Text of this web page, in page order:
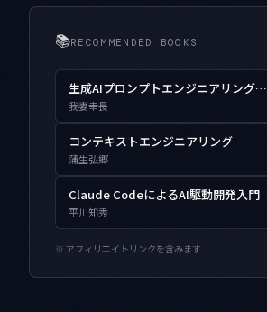
📚RECOMMENDED BOOKS
生成AIプロンプトエンジニアリング入門
我妻幸長
コンテキストエンジニアリング
蒲生弘郷
Claude CodeによるAI駆動開発入門
平川知秀
※ アフィリエイトリンクを含みます